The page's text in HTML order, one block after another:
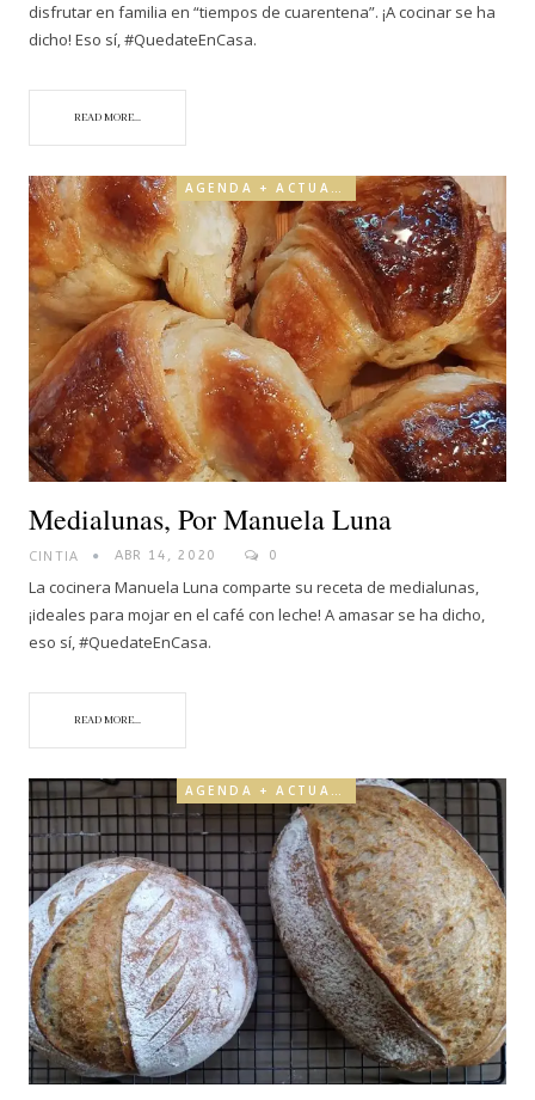
disfrutar en familia en “tiempos de cuarentena”. ¡A cocinar se ha
dicho! Eso sí, #QuedateEnCasa.
READ MORE...
Medialunas, Por Manuela Luna
CINTIA ABR 14, 2020 0
La cocinera Manuela Luna comparte su receta de medialunas,
¡ideales para mojar en el café con leche! A amasar se ha dicho,
eso sí, #QuedateEnCasa.
READ MORE...